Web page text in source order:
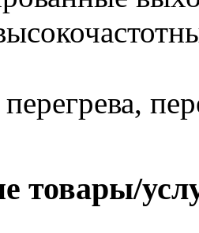
товары/